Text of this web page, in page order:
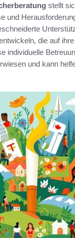
stellt
und
die auf
individuelle
und kann